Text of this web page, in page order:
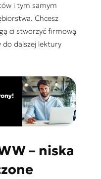
i tym samym
Chcesz
ci stworzyć firmową
dalszej lektury
– niska